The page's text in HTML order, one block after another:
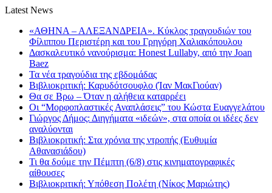
Latest News
«ΑΘΗΝΑ – ΑΛΕΞΑΝΔΡΕΙΑ». Κύκλος τραγουδιών του
Φίλιππου Περιστέρη και του Γρηγόρη Χαλιακόπουλου
Δασκαλευτικό νανούρισμα: Honest Lullaby, από την Joan
Baez
Τα νέα τραγούδια της εβδομάδας
Βιβλιοκριτική: Καρυδότσουφλο (Ίαν ΜακΓιούαν)
Θα σε Βρω – Όταν η αλήθεια καταρρέει
Οι “Μορφοπλαστικές Αναπλάσεις” του Κώστα Ευαγγελάτου
Γιώργος Δήμος: Διηγήματα «ιδεών», στα οποία οι ιδέες δεν
αναλύονται
Βιβλιοκριτική: Στα χρόνια της ντροπής (Ευθυμία
Αθανασιάδου)
Τι θα δούμε την Πέμπτη (6/8) στις κινηματογραφικές
αίθουσες
Βιβλιοκριτική: Υπόθεση Πολέτη (Νίκος Μαριώτης)